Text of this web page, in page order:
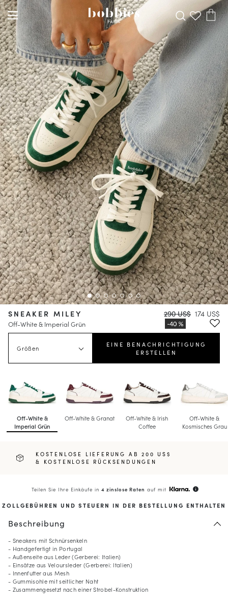
SNEAKER MILEY
Off-White & Imperial Grün
290 US$ 174 US$
Größen
EINE BENACHRICHTIGUNG
ERSTELLEN
Off-White &
Imperial Grün
Off-White & Granat
Off-White & Irish
Coffee
Off-White &
Kosmisches Grau
KOSTENLOSE LIEFERUNG AB 200 US$
& KOSTENLOSE RÜCKSENDUNGEN
Teilen Sie Ihre Einkäufe in 4 zinslose Raten auf mit info
ZOLLGEBÜHREN UND STEUERN IN DER BESTELLUNG ENTHALTEN
Beschreibung
- Sneakers mit Schnürsenkeln
- Handgefertigt in Portugal
- Außenseite aus Leder (Gerberei: Italien)
- Einsätze aus Veloursleder (Gerberei: Italien)
- Innenfutter aus Mesh
- Gummisohle mit seitlicher Naht
- Zusammengesetzt nach einer Strobel-Konstruktion